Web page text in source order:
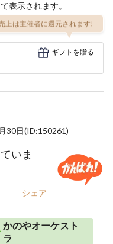
表示されます。
上は主催者に還元されます!
ギフトを贈る
30日(ID:150261)
いま
シェア
かのやオーケスト
ラ